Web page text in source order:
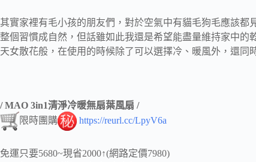
其實家裡有毛小孩的朋友們，對於空氣中有貓毛狗毛應該都
整個習慣成自然，但話雖如此我還是希望能盡量維持家中
天女散花般，在使用的時候除了可以選擇冷、暖風外，還同
/ MAO 3in1清淨冷暖無扇葉風扇​ /​
限時團購
https://reurl.cc/LpyV6a
免運只要5680~現省2000↑(網路定價7980)